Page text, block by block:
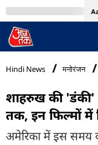
MumbaiTak
Hindi News मनोरंजन
शाहरुख की
तक, इन फिल्मों में
अमेरिका में इस समय